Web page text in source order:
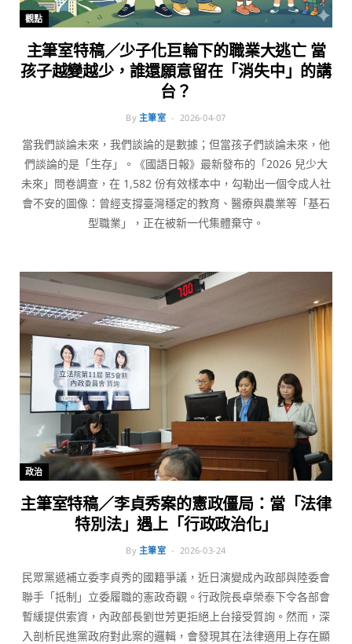
觀點
主筆室特稿／少子化巨輪下的職業大逃亡 當
孩子越變越少，誰還願意留在「消失中」的講
台？
By 主筆室 2026-04-07
當我們談論未來，我們談論的是數據；但當孩子們談論未來，他
們談論的是「生存」。《國語日報》最新發布的「2026 兒少大
未來」問卷調查，在 1,582 份有效樣本中，勾勒出一個令成人社
會不安的圖像：曾經支撐臺灣穩定的教育、醫療與農業等「基石
型職業」，正在被新一代集體棄守。
政治
主筆室特稿／李貞秀案的憲政僵局：當「法律
特別法」遇上「行政政治化」
By 主筆室 2026-03-24
民眾黨遞補立委李貞秀的國籍爭議，近日演變成內政部與陸委會
聯手「抵制」立委履職的憲政奇觀。行政院長卓榮泰下令各部會
暫緩提供索資，內政部長劉世芳更拒絕上台接受質詢。然而，深
入剖析民進黨政府對此案的邏輯，會發現其在法律適用上存在顯